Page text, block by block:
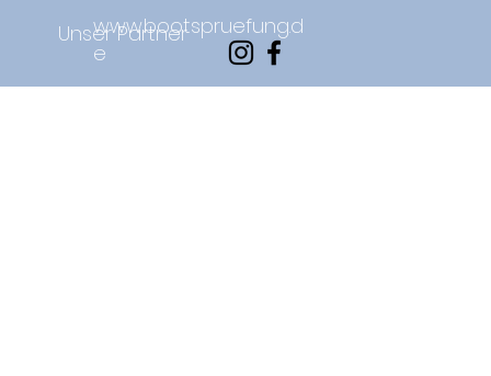
www.bootspruefung.d
e
Unser Partner